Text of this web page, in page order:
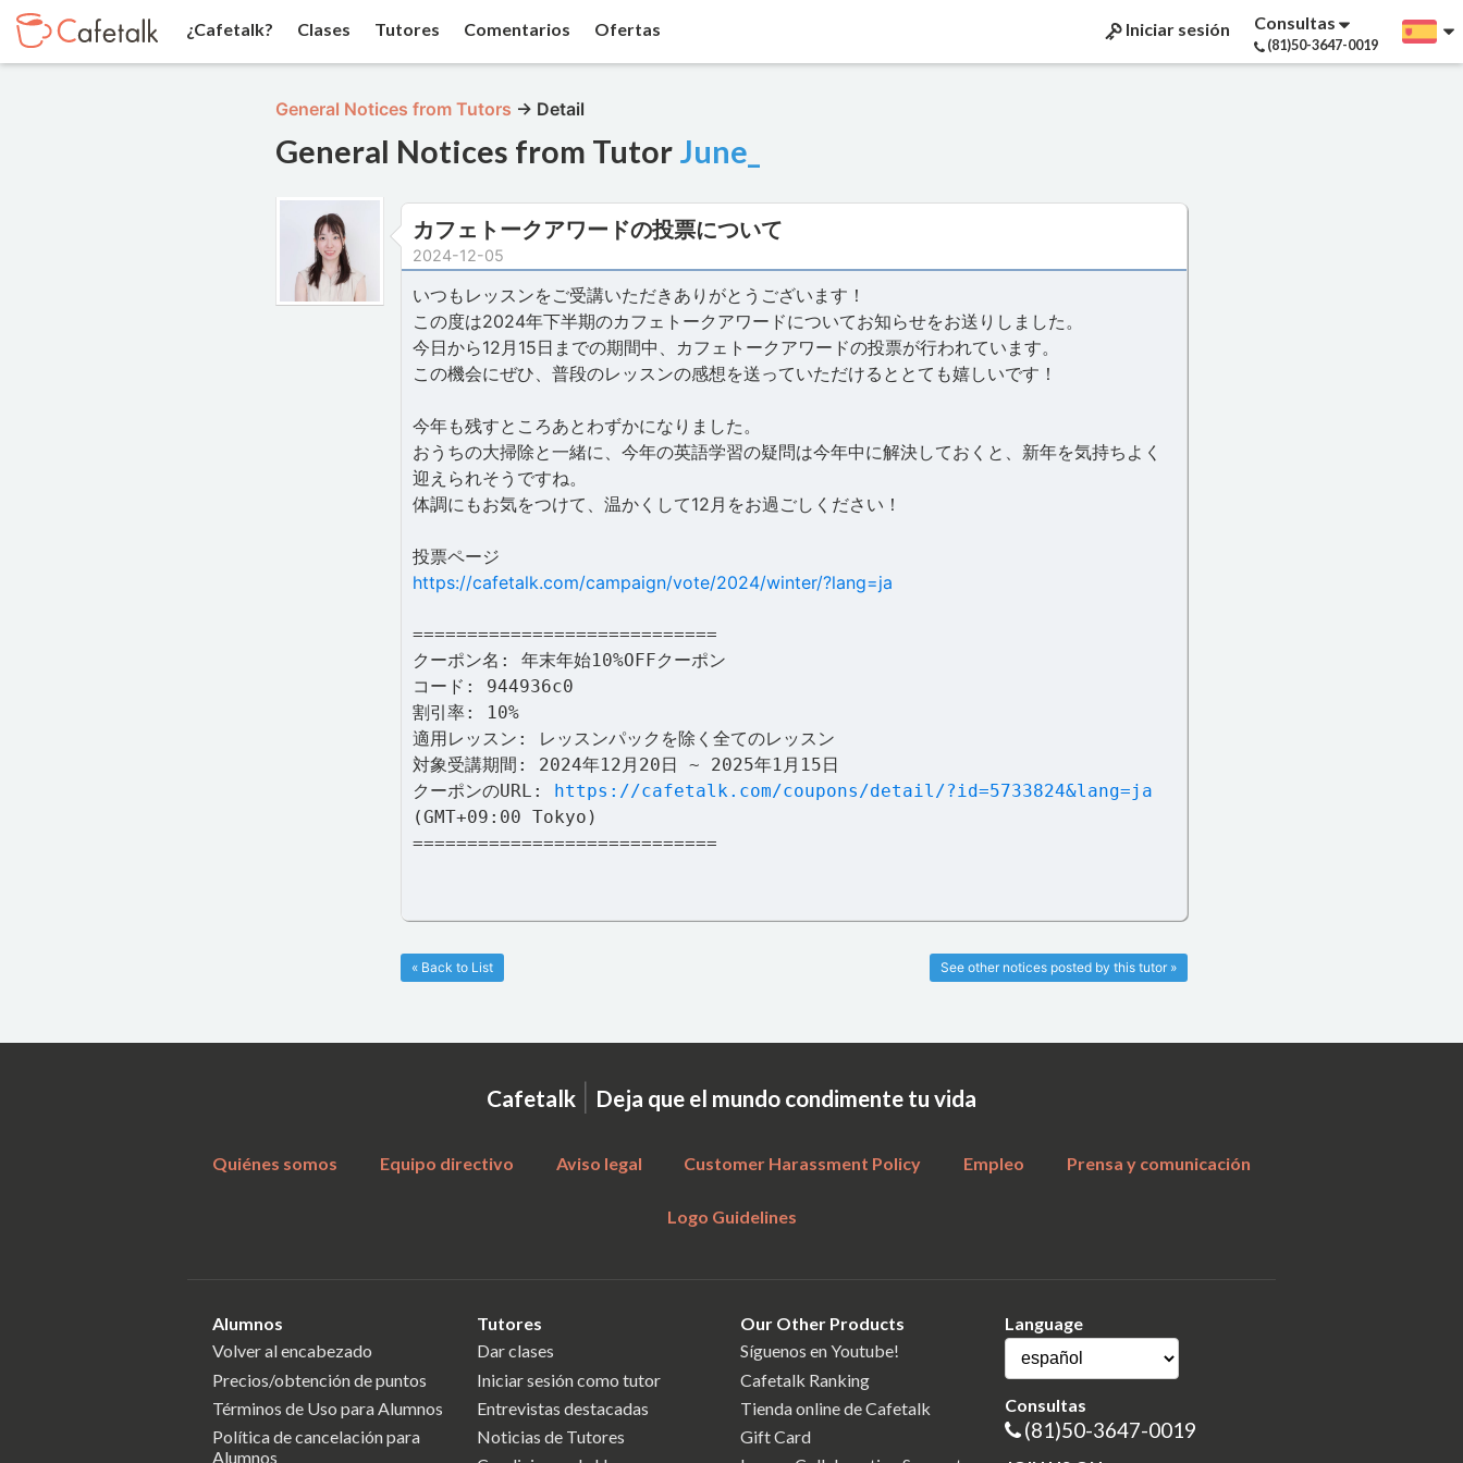
¿Cafetalk? Clases Tutores Comentarios Ofertas Iniciar sesión Consultas
(81)50-3647-0019
General Notices from Tutors → Detail
General Notices from Tutor June_
カフェトークアワードの投票について
2024-12-05
いつもレッスンをご受講いただきありがとうございます！
この度は2024年下半期のカフェトークアワードについてお知らせをお送りしました。
今日から12月15日までの期間中、カフェトークアワードの投票が行われています。
この機会にぜひ、普段のレッスンの感想を送っていただけるととても嬉しいです！
今年も残すところあとわずかになりました。
おうちの大掃除と一緒に、今年の英語学習の疑問は今年中に解決しておくと、新年を気持ちよく
迎えられそうですね。
体調にもお気をつけて、温かくして12月をお過ごしください！
投票ページ
https://cafetalk.com/campaign/vote/2024/winter/?lang=ja
============================
クーポン名: 年末年始10%OFFクーポン
コード: 944936c0
割引率: 10%
適用レッスン: レッスンパックを除く全てのレッスン
対象受講期間: 2024年12月20日 ~ 2025年1月15日
クーポンのURL: https://cafetalk.com/coupons/detail/?id=5733824&lang=ja
(GMT+09:00 Tokyo)
============================
See other notices posted by this tutor »
« Back to List
Cafetalk | Deja que el mundo condimente tu vida
Quiénes somos Equipo directivo Aviso legal Customer Harassment Policy Empleo Prensa y comunicación
Logo Guidelines
Alumnos
Volver al encabezado
Precios/obtención de puntos
Términos de Uso para Alumnos
Política de cancelación para
Alumnos
Tutores
Dar clases
Iniciar sesión como tutor
Entrevistas destacadas
Noticias de Tutores
Our Other Products
Síguenos en Youtube!
Cafetalk Ranking
Tienda online de Cafetalk
Gift Card
Language
Consultas
(81)50-3647-0019